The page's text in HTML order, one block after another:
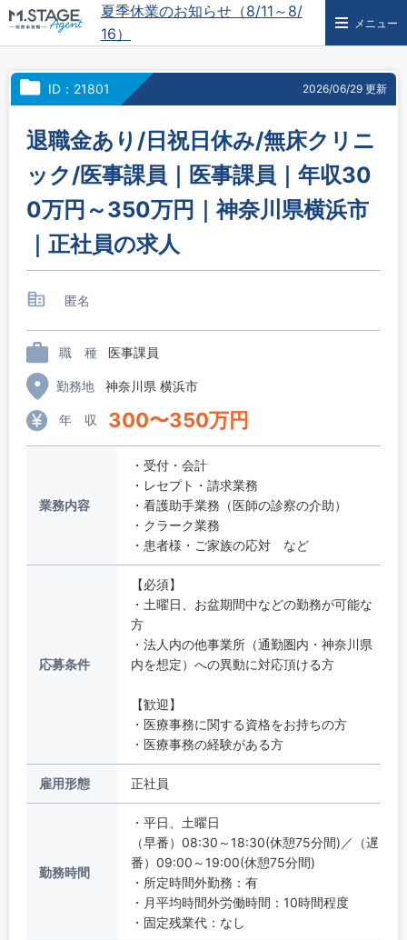
夏季休業のお知らせ（8/11～8/
16）
メニュー
ID：21801 2026/06/29 更新
退職金あり/日祝日休み/無床クリニ
ック/医事課員｜医事課員｜年収30
0万円～350万円｜神奈川県横浜市
｜正社員の求人
匿名
職 種 医事課員
勤務地 神奈川県 横浜市
年 収 300〜350万円
業務内容
・受付・会計
・レセプト・請求業務
・看護助手業務（医師の診察の介助）
・クラーク業務
・患者様・ご家族の応対 など
応募条件
【必須】
・土曜日、お盆期間中などの勤務が可能な
方
・法人内の他事業所（通勤圏内・神奈川県
内を想定）への異動に対応頂ける方
【歓迎】
・医療事務に関する資格をお持ちの方
・医療事務の経験がある方
雇用形態 正社員
勤務時間
・平日、土曜日
（早番）08:30～18:30(休憩75分間)／（遅
番）09:00～19:00(休憩75分間)
・所定時間外勤務：有
・月平均時間外労働時間：10時間程度
・固定残業代：なし